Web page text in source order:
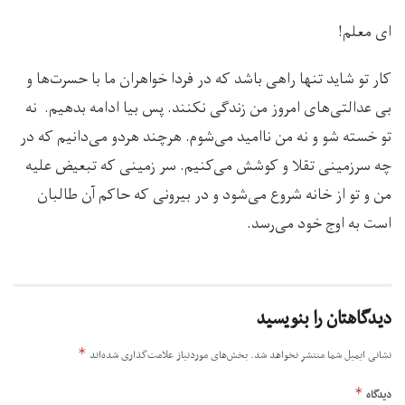
ای معلم!
کار تو شاید تنها راهی باشد که در فردا خواهران ما با حسرت‌ها و
بی عدالتی‌های امروز من زندگی نکنند. پس بیا ادامه بدهیم. نه
تو خسته شو و نه من ناامید می‌شوم. هرچند هردو می‌دانیم که در
چه سرزمینی تقلا و کوشش می‌کنیم. سر زمینی که تبعیض علیه
من و تو از خانه شروع می‌شود و در بیرونی که حاکم آن طالبان
است به اوج خود می‌رسد.
دیدگاهتان را بنویسید
نشانی ایمیل شما منتشر نخواهد شد. بخش‌های موردنیاز علامت‌گذاری شده‌اند *
دیدگاه *